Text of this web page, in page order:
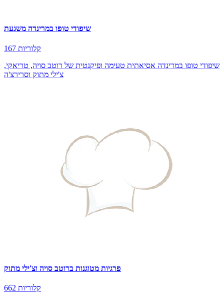
שיפודי טופו במרינדה משגעת
167 קלוריות
שיפודי טופו במרינדה אסיאתית טעימה ופיקנטית של רוטב סויה, טריאקי,
צ'ילי מתוק וסרירצ'ה
פרגיות מטוגנות ברוטב סויה וצ'ילי מתוק
662 קלוריות